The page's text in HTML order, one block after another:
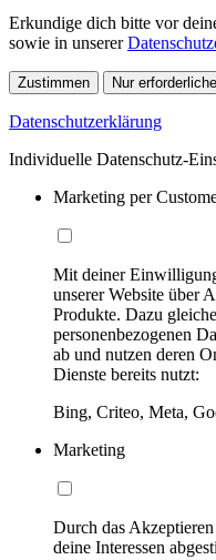
Erkundige dich bitte vor
sowie in unserer
Zustimmen Nur erforderliche
Datenschutzerklärung
Individuelle Datenschutz-
Marketing per
Mit deiner
unserer Website über
Produkte. Dazu
personenbezogenen
ab und nutzen deren
Dienste bereits nutzt:
Bing, Criteo, Meta,
Marketing
Durch das
deine Interessen